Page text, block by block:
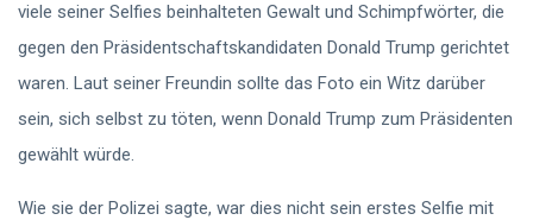
viele seiner Selfies beinhalteten Gewalt und Schimpfwörter, die
gegen den Präsidentschaftskandidaten Donald Trump gerichtet
waren. Laut seiner Freundin sollte das Foto ein Witz darüber
sein, sich selbst zu töten, wenn Donald Trump zum Präsidenten
gewählt würde.
Wie sie der Polizei sagte, war dies nicht sein erstes Selfie mit